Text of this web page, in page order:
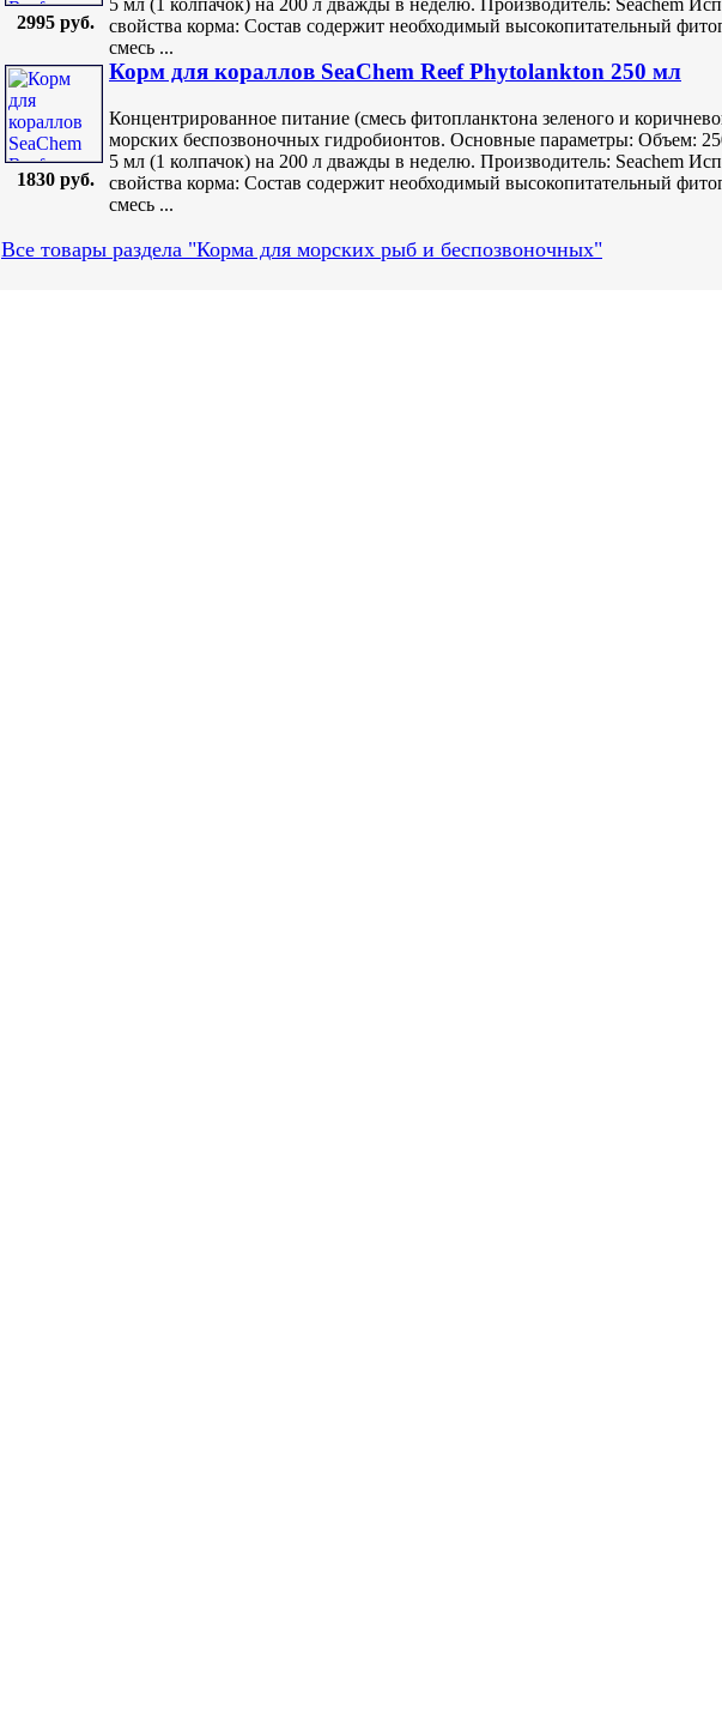
2995 руб.
свойства корма: Состав содержит необходимый высокопитательный
смесь ...
1830 руб.
Корм для кораллов SeaChem Reef Phytolankton 250 мл
Концентрированное питание (смесь фитопланктона зеленого и
морских беспозвоночных гидробионтов. Основные параметры: Объем:
5 мл (1 колпачок) на 200 л дважды в неделю. Производитель: Seachem
свойства корма: Состав содержит необходимый высокопитательный
смесь ...
Все товары раздела "Корма для морских рыб и беспозвоночных"